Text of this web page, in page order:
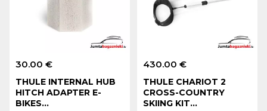
30.00 €
THULE INTERNAL HUB
HITCH ADAPTER E-
BIKES...
430.00 €
THULE CHARIOT 2
CROSS-COUNTRY
SKIING KIT...